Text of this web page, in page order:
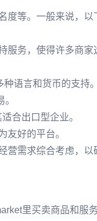
度等。一般来说，以
服务，使得许多商家
语言和货币的支持。
合出口型企业。
友好的平台。
营需求综合考虑，以
里买卖商品和服务